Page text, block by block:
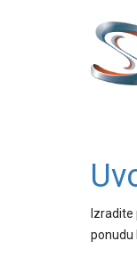
ponudu